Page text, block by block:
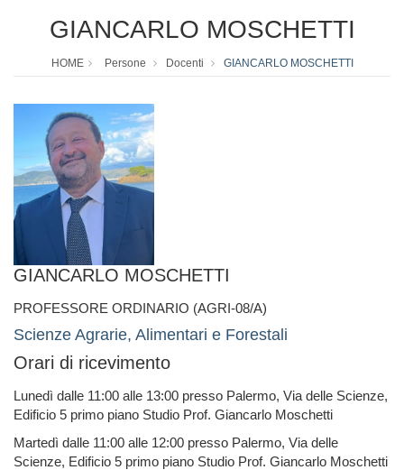
GIANCARLO MOSCHETTI
HOME Persone Docenti GIANCARLO MOSCHETTI
GIANCARLO MOSCHETTI
PROFESSORE ORDINARIO (AGRI-08/A)
Scienze Agrarie, Alimentari e Forestali
Orari di ricevimento
Lunedì dalle 11:00 alle 13:00 presso Palermo, Via delle Scienze,
Edificio 5 primo piano Studio Prof. Giancarlo Moschetti
Martedì dalle 11:00 alle 12:00 presso Palermo, Via delle
Scienze, Edificio 5 primo piano Studio Prof. Giancarlo Moschetti